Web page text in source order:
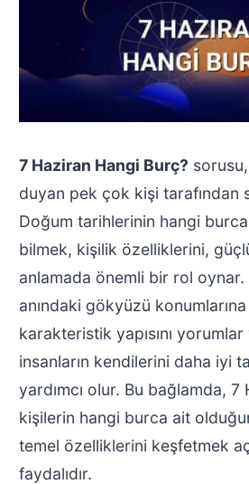
7 Haziran Hangi Burç?
duyan pek çok kişi tarafından
Doğum tarihlerinin hangi
bilmek, kişilik özelliklerini,
anlamada önemli bir rol
anındaki gökyüzü
karakteristik yapısını
insanların kendilerini daha iyi
yardımcı olur. Bu bağlamda,
kişilerin hangi burca ait
temel özelliklerini keşfetmek
faydalıdır.